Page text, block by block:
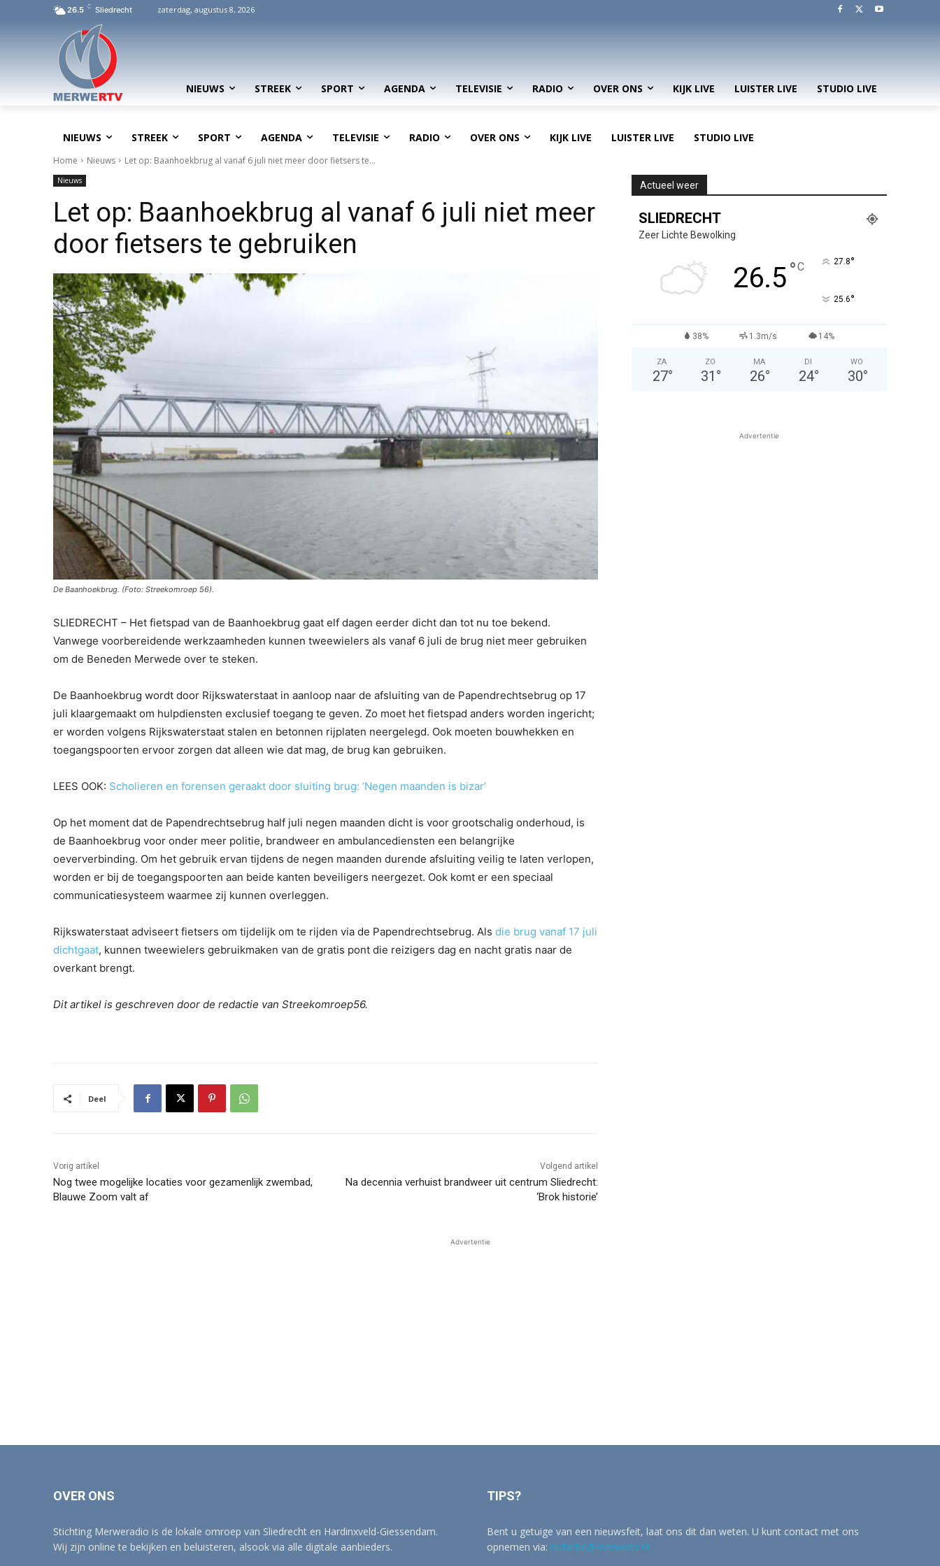
26.5 C Sliedrecht zaterdag, augustus 8, 2026
NIEUWS STREEK SPORT AGENDA TELEVISIE RADIO OVER ONS KIJK LIVE LUISTER LIVE STUDIO LIVE
NIEUWS STREEK SPORT AGENDA TELEVISIE RADIO OVER ONS KIJK LIVE LUISTER LIVE STUDIO LIVE
Home Nieuws Let op: Baanhoekbrug al vanaf 6 juli niet meer door fietsers te...
Nieuws
Let op: Baanhoekbrug al vanaf 6 juli niet meer
door fietsers te gebruiken
De Baanhoekbrug. (Foto: Streekomroep 56).
SLIEDRECHT – Het fietspad van de Baanhoekbrug gaat elf dagen eerder dicht dan tot nu toe bekend.
Vanwege voorbereidende werkzaamheden kunnen tweewielers als vanaf 6 juli de brug niet meer gebruiken
om de Beneden Merwede over te steken.
De Baanhoekbrug wordt door Rijkswaterstaat in aanloop naar de afsluiting van de Papendrechtsebrug op 17
juli klaargemaakt om hulpdiensten exclusief toegang te geven. Zo moet het fietspad anders worden ingericht;
er worden volgens Rijkswaterstaat stalen en betonnen rijplaten neergelegd. Ook moeten bouwhekken en
toegangspoorten ervoor zorgen dat alleen wie dat mag, de brug kan gebruiken.
LEES OOK: Scholieren en forensen geraakt door sluiting brug: ‘Negen maanden is bizar’
Op het moment dat de Papendrechtsebrug half juli negen maanden dicht is voor grootschalig onderhoud, is
de Baanhoekbrug voor onder meer politie, brandweer en ambulancediensten een belangrijke
oeververbinding. Om het gebruik ervan tijdens de negen maanden durende afsluiting veilig te laten verlopen,
worden er bij de toegangspoorten aan beide kanten beveiligers neergezet. Ook komt er een speciaal
communicatiesysteem waarmee zij kunnen overleggen.
Rijkswaterstaat adviseert fietsers om tijdelijk om te rijden via de Papendrechtsebrug. Als die brug vanaf 17 juli
dichtgaat, kunnen tweewielers gebruikmaken van de gratis pont die reizigers dag en nacht gratis naar de
overkant brengt.
Dit artikel is geschreven door de redactie van Streekomroep56.
Deel
Vorig artikel
Nog twee mogelijke locaties voor gezamenlijk zwembad,
Blauwe Zoom valt af
Volgend artikel
Na decennia verhuist brandweer uit centrum Sliedrecht:
‘Brok historie’
Actueel weer
SLIEDRECHT
Zeer Lichte Bewolking
26.5°C 27.8°
25.6°
38% 1.3m/s 14%
ZA
27°
ZO
31 °
MA
26°
DI
24°
WO
30°
Advertentie
Advertentie
OVER ONS
Stichting Merweradio is de lokale omroep van Sliedrecht en Hardinxveld-Giessendam.
Wij zijn online te bekijken en beluisteren, alsook via alle digitale aanbieders.
TIPS?
Bent u getuige van een nieuwsfeit, laat ons dit dan weten. U kunt contact met ons
opnemen via: redactie@merwertv.nl